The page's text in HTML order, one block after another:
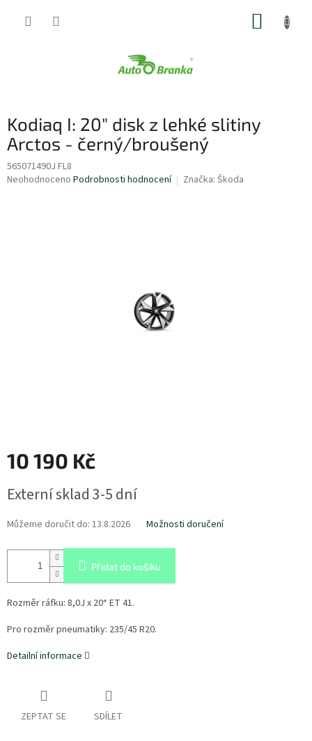
Kodiaq I: 20" disk z lehké slitiny
Arctos - černý/broušený
565071490J FL8
Průměrné
Neohodnoceno Podrobnosti hodnocení Značka: Škoda
10 190 Kč
cena:
Externí sklad 3-5 dní
Můžeme doručit do: 13.8.2026 Možnosti doručení
Přidat do košíku
Rozměr ráfku: 8,0J x 20“ ET 41.
Pro rozměr pneumatiky: 235/45 R20.
Detailní informace
ZEPTAT SE SDÍLET